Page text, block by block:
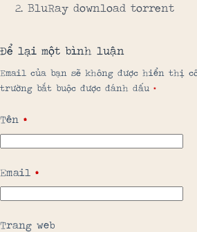
BluRay download torrent
Để lại một bình luận
Email của bạn sẽ không được hiển thị
trường bắt buộc được đánh dấu *
Tên *
Email *
Trang web